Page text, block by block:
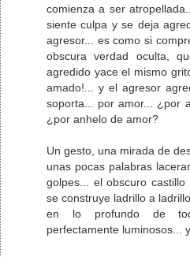
comienza a ser
siente culpa y se deja
agresor... es como si
obscura verdad oculta,
agredido yace el mismo
amado!... y el agresor
soporta... por amor... ¿por
¿por anhelo de amor?
Un gesto, una mirada de
unas pocas palabras
golpes... el obscuro
se construye ladrillo a
en lo profundo de
perfectamente luminosos... y